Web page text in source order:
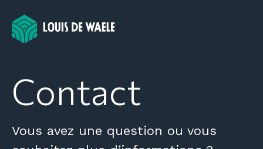
content
Contact
Vous avez une question ou vous